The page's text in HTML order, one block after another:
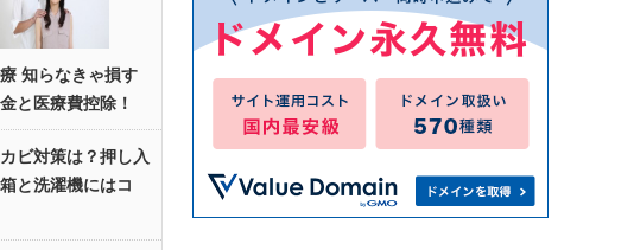
知らなきゃ損す
と医療費控除！
ビ対策は？押し入
と洗濯機にはコ